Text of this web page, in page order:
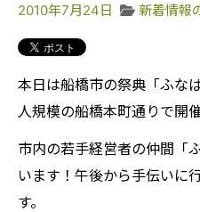
2010年7月24日 新着情報
本日は船橋市の祭典「ふな
人規模の船橋本町通りで開
市内の若手経営者の仲間「
います！午後から手伝いに
す。